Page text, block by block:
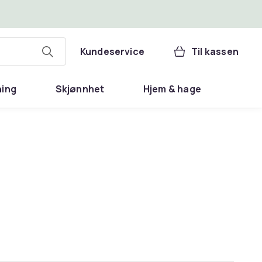
Kundeservice Til kassen
Skjønnhet Hjem & hage